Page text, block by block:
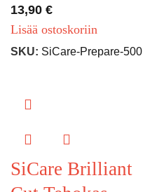
13,90 €
Lisää ostoskoriin
SKU: SiCare-Prepare-500
SiCare Brilliant